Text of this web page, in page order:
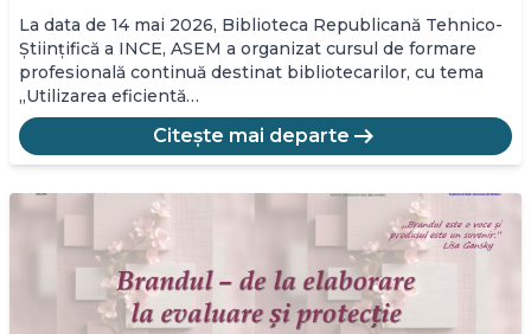
La data de 14 mai 2026, Biblioteca Republicană Tehnico-
Științifică a INCE, ASEM a organizat cursul de formare
profesională continuă destinat bibliotecarilor, cu tema
„Utilizarea eficientă…
Citește mai departe arrow_right_alt